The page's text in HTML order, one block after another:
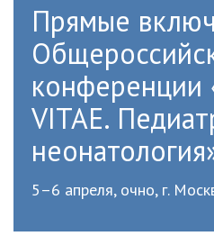
Прямые
конференции
VITAE.
5–6 апреля, очно, г.